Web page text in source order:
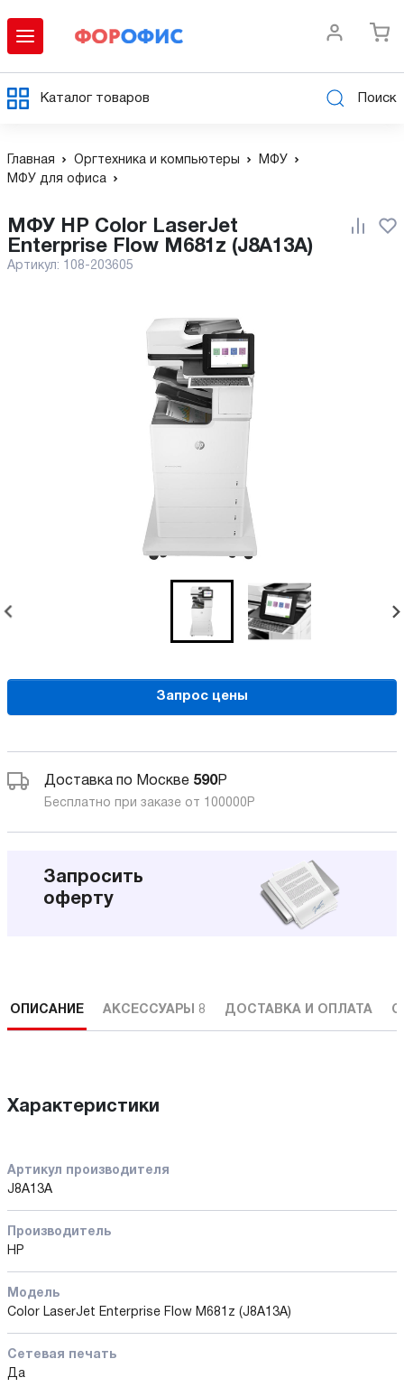
Каталог товаров Поиск
Главная Оргтехника и компьютеры
МФУ
МФУ для офиса
МФУ HP Color LaserJet
Enterprise Flow M681z (J8A13A)
Артикул: 108-203605
Запрос цены
Доставка по Москве 590Р
Бесплатно при заказе от 100000 Р
Запросить
оферту
ОПИСАНИЕ АКСЕССУАРЫ 8 ДОСТАВКА И ОПЛАТА
Характеристики
Артикул производителя
J8A13A
Производитель
HP
Модель
Color LaserJet Enterprise Flow M681z (J8A13A)
Сетевая печать
Да